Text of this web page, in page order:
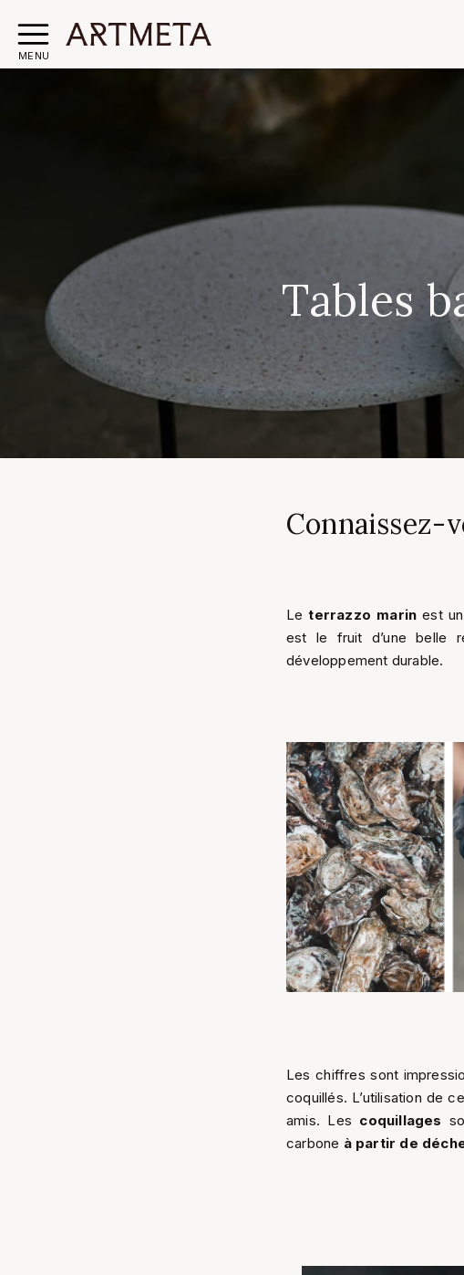
MENU
Tables
Connaissez-
Leterrazzo marin est
est le fruit d’une belle
développement durable.
Les chiffres sont
coquillés. L’utilisation de
amis. Les coquillages
carbone à partir de